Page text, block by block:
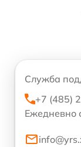
Служба
+7 (485)
Ежедневно